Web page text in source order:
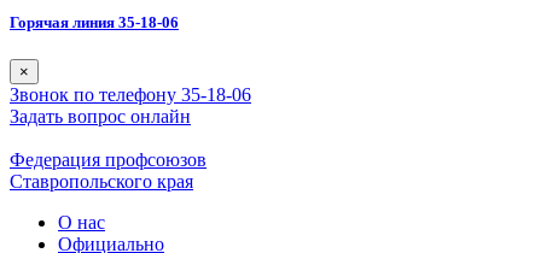
Горячая линия 35-18-06
×
Звонок по телефону 35-18-06
Задать вопрос онлайн
Федерация профсоюзов
Ставропольского края
О нас
Официально